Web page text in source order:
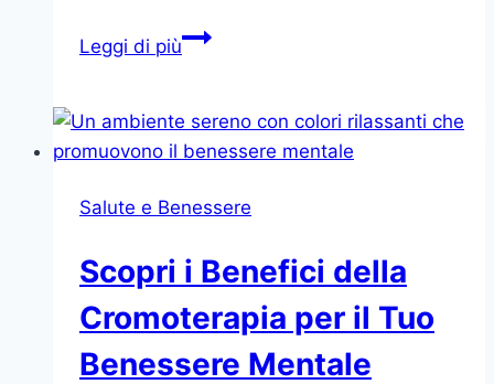
Leggi di piùLa
Colori:
Come
Cromoterapia
Trasformare
il
Tuo
Benessere
Salute e Benessere
Scopri i Benefici della
Cromoterapia per il Tuo
Benessere Mentale